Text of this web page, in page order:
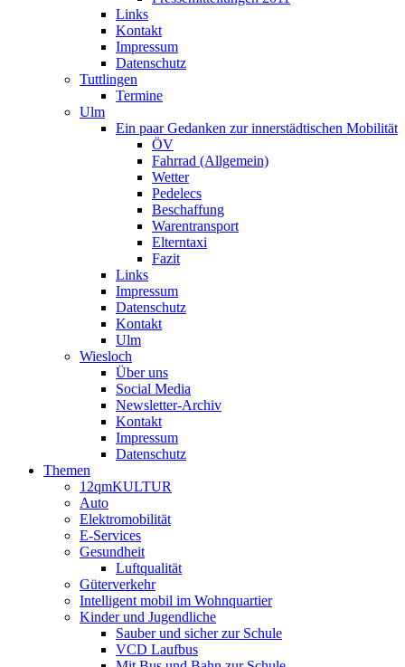
Links
Kontakt
Impressum
Datenschutz
Tuttlingen
Termine
Ulm
Ein paar Gedanken zur innerstädtischen Mobilität
ÖV
Fahrrad (Allgemein)
Wetter
Pedelecs
Beschaffung
Warentransport
Elterntaxi
Fazit
Links
Impressum
Datenschutz
Kontakt
Ulm
Wiesloch
Über uns
Social Media
Newsletter-Archiv
Kontakt
Impressum
Datenschutz
Themen
12qmKULTUR
Auto
Elektromobilität
E-Services
Gesundheit
Luftqualität
Güterverkehr
Intelligent mobil im Wohnquartier
Kinder und Jugendliche
Sauber und sicher zur Schule
VCD Laufbus